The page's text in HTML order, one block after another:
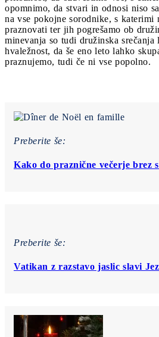
opomnimo, da stvari in odnosi niso
na vse pokojne sorodnike, s katerimi
praznovati ter jih pogrešamo ob
minevanja so tudi družinska srečanja
hvaležnost, da še eno leto lahko
praznujemo, tudi če ni vse popolno.
Preberite še:
Kako do praznične večerje brez
Preberite še:
Vatikan z razstavo jaslic slavi